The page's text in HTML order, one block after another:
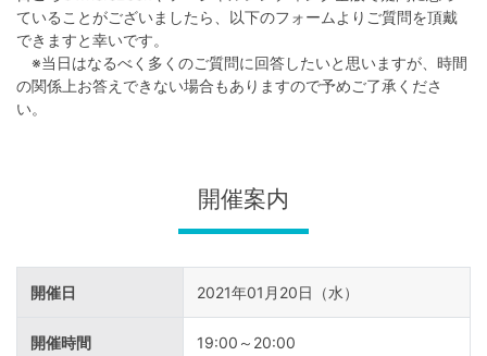
産
投
資
ていることがございましたら、以下のフォームよりご質問を頂戴
できますと幸いです。
※当日はなるべく多くのご質問に回答したいと思いますが、時間
の関係上お答えできない場合もありますので予めご了承くださ
い。
開催案内
開催日 2021年01月20日（水）
開催時間 19:00～20:00